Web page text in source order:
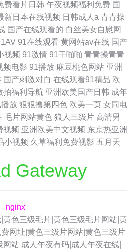
费看片日韩 午夜视频福利免费 国
新日本在线视频 日韩成人a 青青操
国产在线观看的 白丝美女自慰网
91在线观看 黄网站av在线 国产
视频 91激情 91干啪啪 青青操青青
频电影 91播放 麻豆桃色网站 亚洲
国产刺激对白 在线观看91精品 欧
拍福利导航 亚洲欧美国产日韩 成年
放 狠狠撸第四色 欧美一页 女同电
毛片网站黄色 狼人三级片 高清男
视频 亚洲欧美中文视频 东京热亚洲
小视频 久草福利免费视影 五月天
Gateway
nginx
色三级毛片|黄色三级毛片网站|黄
网址|黄色三级片网站|黄色三级片
网站 成人午夜有码|成人午夜在线|